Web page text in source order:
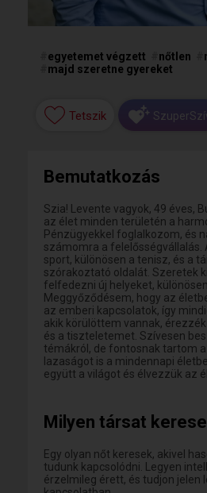
egyetemet végzett nőtlen
majd szeretne gyereket
Tetszik
Bemutatkozás
Szia! Levente vagyok, 49 éves,
az élet minden területén a
Pénzügyekkel foglalkozom, és
számomra a felelősségvállalás.
sport, különösen a tenisz, és a
szórakoztató oldalát. Szeretek
felfedezni új helyeket,
Meggyőződésem, hogy az
az emberi kapcsolatok, így
akik körülöttem vannak,
és a tiszteletemet. Szívesen
témákról, de fontosnak tartom
lazaságot is a mindennapi
együtt a világot és élvezzük az
Milyen társat
Egy olyan nőt keresek, akivel
tudunk kapcsolódni. Legyen
érzelmileg érett, és tudjon jelen